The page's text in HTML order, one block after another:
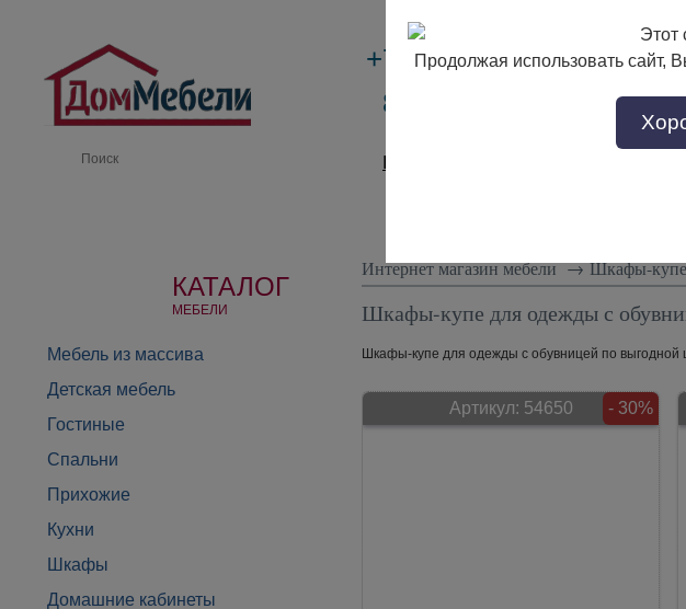
+7 (495)133-17-89
8 (800) 302-17-89
Производители
КАТАЛОГ
МЕБЕЛИ
Мебель из массива
Детская мебель
Гостиные
Спальни
Прихожие
Кухни
Шкафы
Домашние кабинеты
Интернет магазин мебели→ Шкафы-
Шкафы-купе для одежды с
Шкафы-купе для одежды с обувницей по выгодной
Артикул: 54650 - 30%
Этот
Продолжая использовать сайт,